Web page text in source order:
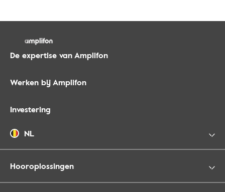
De expertise van Amplifon
Werken bij Amplifon
Investering
NL
Hooroplossingen